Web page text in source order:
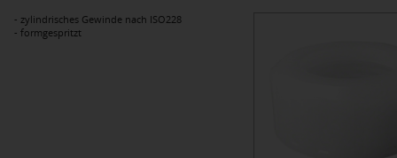
- zylindrisches Gewinde nach ISO228
- formgespritzt